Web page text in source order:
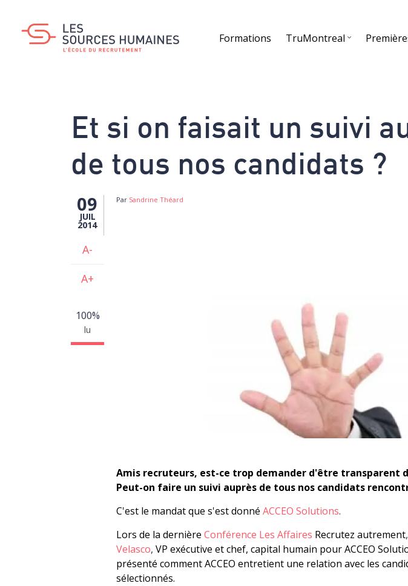
contenu
Formations TruMontreal
Et si on faisait un suivi
de tous nos candidats ?
09
JUIL
2014
A-
A+
100%
lu
Par Sandrine Théard
Amis recruteurs, est-ce trop demander d'être transparent
Peut-on faire un suivi auprès de tous nos candidats
C'est le mandat que s'est donné ACCEO Solutions.
Lors de la dernière Conférence Les Affaires Recrutez autrement,
Velasco, VP exécutive et chef, capital humain pour ACCEO
présenté comment ACCEO entretient une relation avec les
sélectionnés.